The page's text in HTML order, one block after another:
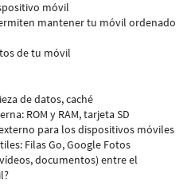
móvil
mantener tu móvil ordenado
de tu móvil
de datos, caché
ROM y RAM, tarjeta SD
para los dispositivos móviles
Filas Go, Google Fotos
documentos) entre el